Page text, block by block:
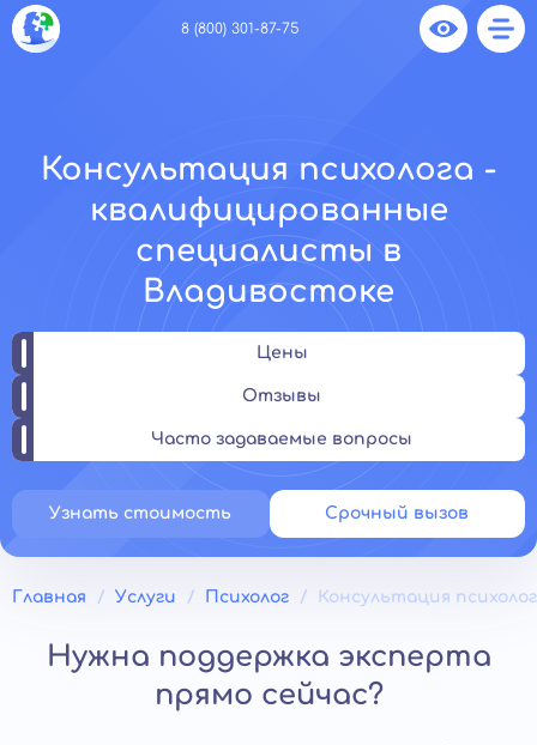
8 (800) 301-87-75
Консультация психолога -
квалифицированные
специалисты в
Владивостоке
Цены
Отзывы
Часто задаваемые вопросы
Узнать стоимость Срочный вызов
Главная Услуги Психолог Консультация
Нужна поддержка эксперта
прямо сейчас?